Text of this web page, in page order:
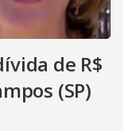
de R$
(SP)